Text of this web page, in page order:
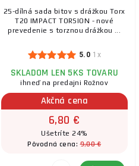
DeWALT DT70740T 38-dielna
bitov a pracovných okuliarov
DT71522 sada bitů PH2, v Tic Tac
DT71522 DeWALT sada bitov PH2
profesionálne sady bitov. Dodáva sa
Súprava bitov Procraft BS-37, S2
37dielna sada bitov Procraft BS-37
25-dílná sada bitov s drážkou Torx
T20 IMPACT TORSION - nové
prevedenie s torznou drážkou ...
5.0 1x
SKLADOM LEN 5KS TOVARU
ihneď na predajni Rožnov
Akčná cena
6,80 €
Ušetríte 24%
Pôvodná cena:9,00 €